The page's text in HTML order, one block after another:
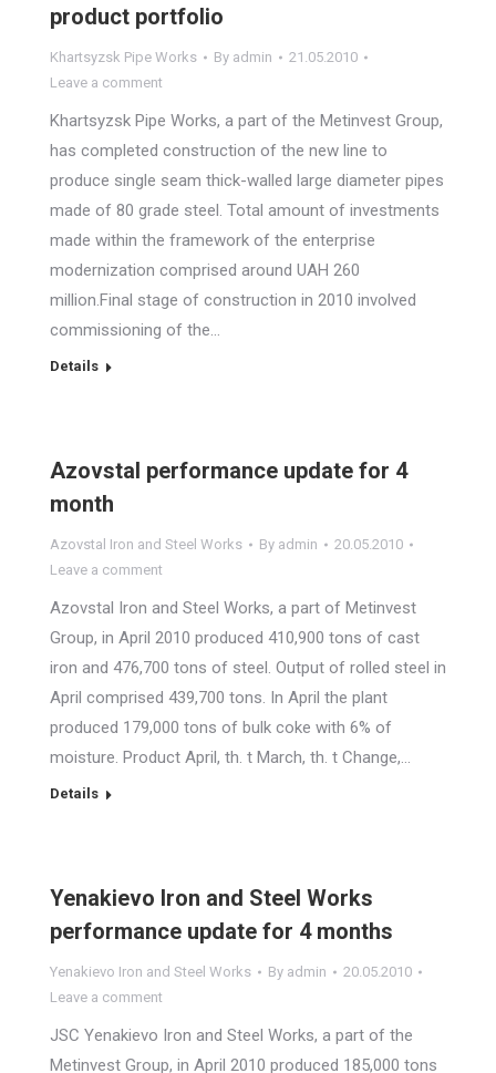
product portfolio
Khartsyzsk Pipe Works By admin
21.05.2010
Leave a comment
Khartsyzsk Pipe Works, a part of the Metinvest Group,
has completed construction of the new line to
produce single seam thick-walled large diameter pipes
made of 80 grade steel. Total amount of investments
made within the framework of the enterprise
modernization comprised around UAH 260
million.Final stage of construction in 2010 involved
commissioning of the…
Details
Azovstal performance update for 4
month
Azovstal Iron and Steel Works By admin
20.05.2010
Leave a comment
Azovstal Iron and Steel Works, a part of Metinvest
Group, in April 2010 produced 410,900 tons of cast
iron and 476,700 tons of steel. Output of rolled steel in
April comprised 439,700 tons. In April the plant
produced 179,000 tons of bulk coke with 6% of
moisture. Product April, th. t March, th. t Change,…
Details
Yenakievo Iron and Steel Works
performance update for 4 months
Yenakievo Iron and Steel Works By admin
20.05.2010
Leave a comment
JSC Yenakievo Iron and Steel Works, a part of the
Metinvest Group, in April 2010 produced 185,000 tons